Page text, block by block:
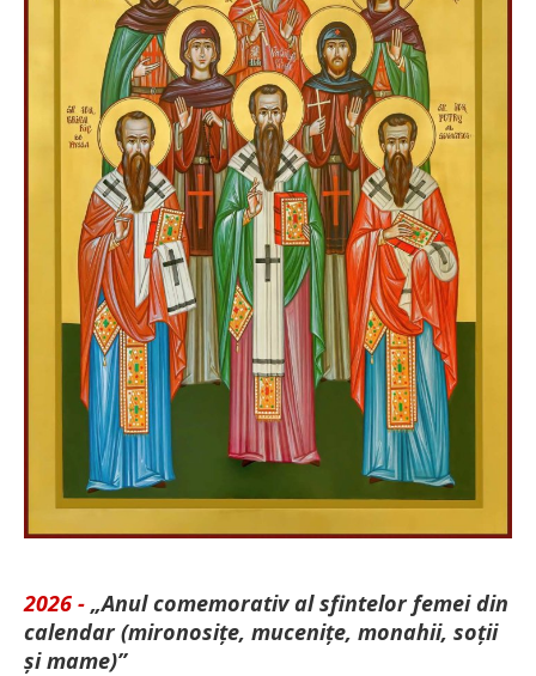
2026 - „Anul comemorativ al sfintelor femei din
calendar (mironosițe, mu­cenițe, monahii, soții
și mame)”